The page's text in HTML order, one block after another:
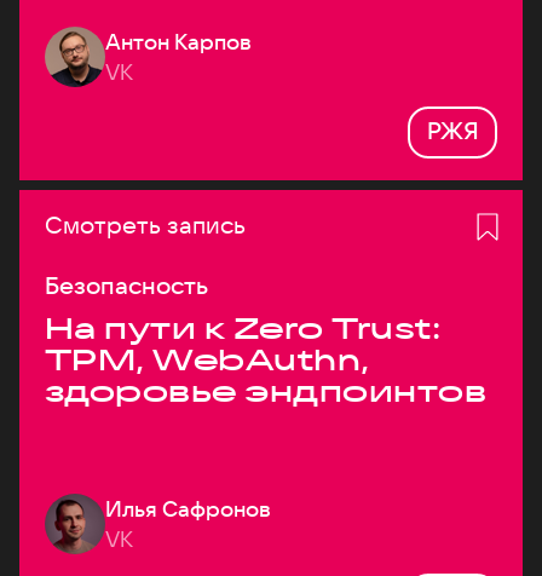
Антон Карпов
VK
РЖЯ
Смотреть запись
Безопасность
На пути к Zero Trust:
TPM, WebAuthn,
здоровье эндпоинтов
Илья Сафронов
VK